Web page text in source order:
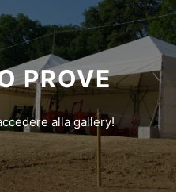
PROVE
alla gallery!